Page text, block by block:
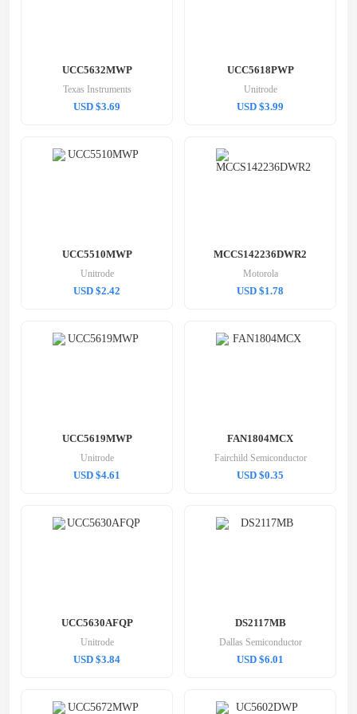
UCC5632MWP
Texas Instruments
USD $3.69
UCC5618PWP
Unitrode
USD $3.99
UCC5510MWP
Unitrode
USD $2.42
MCCS142236DWR2
Motorola
USD $1.78
UCC5619MWP
Unitrode
USD $4.61
FAN1804MCX
Fairchild Semiconductor
USD $0.35
UCC5630AFQP
Unitrode
USD $3.84
DS2117MB
Dallas Semiconductor
USD $6.01